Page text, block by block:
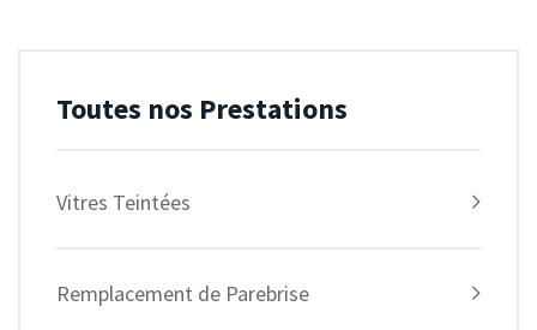
Toutes nos Prestations
Vitres Teintées
Remplacement de Parebrise